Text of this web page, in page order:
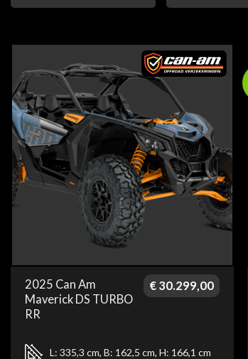
2025 Can Am
Maverick DS TURBO
RR
€30.299,00
L: 335,3 cm, B: 162,5 cm, H: 166,1 cm